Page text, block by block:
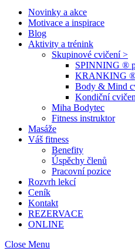
Novinky a akce
Motivace a inspirace
Blog
Aktivity a trénink
Skupinové cvičení >
SPINNING ®
KRANKING
Body & Mind
Kondiční
Miha Bodytec
Fitness instruktor
Masáže
Váš fitness
Benefity
Úspěchy členů
Pracovní pozice
Rozvrh lekcí
Ceník
Kontakt
REZERVACE
ONLINE
Close Menu